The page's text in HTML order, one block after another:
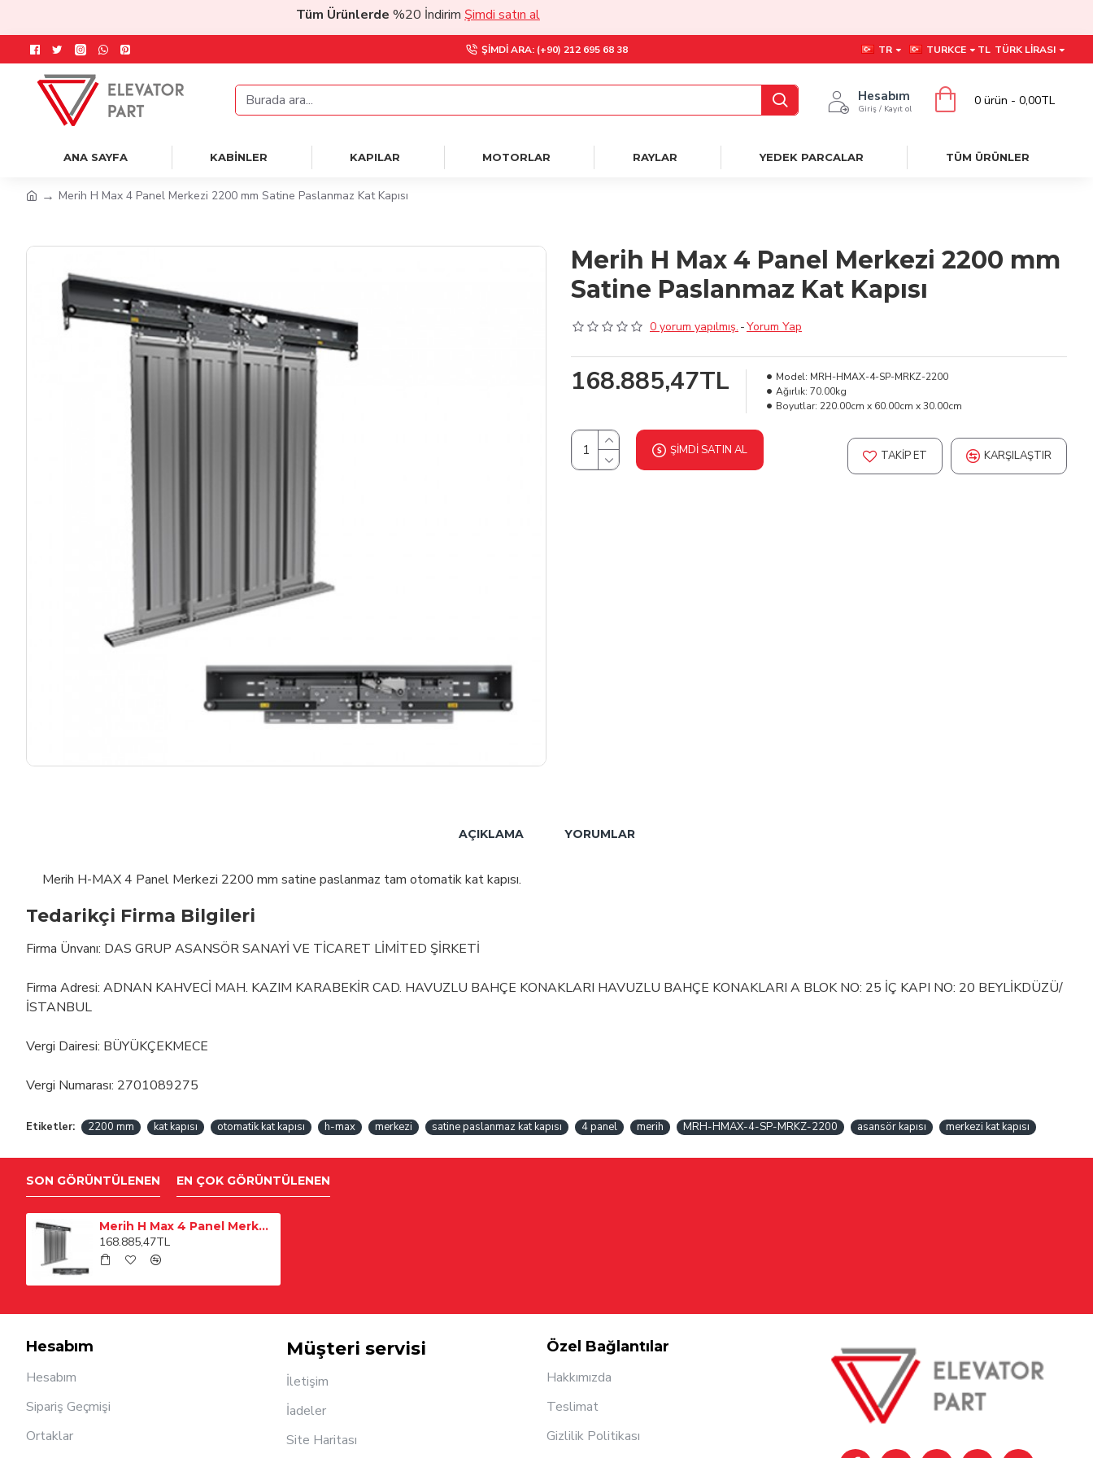
Tüm Ürünlerde%20 İndirimŞimdi satın al
ŞIMDI ARA: (+90) 212 695 68 38 TR TURKCE TL TÜRK LIRASI
Hesabım
Giriş / Kayıt ol
0 ürün - 0,00TL
ANA SAYFA KABİNLER KAPILAR MOTORLAR RAYLAR YEDEK PARCALAR TÜM ÜRÜNLER
Merih H Max 4 Panel Merkezi 2200 mm Satine Paslanmaz Kat Kapısı
Merih H Max 4 Panel Merkezi 2200 mm
Satine Paslanmaz Kat Kapısı
0 yorum yapılmış. -Yorum Yap
168.885,47TL Model: MRH-HMAX-4-SP-MRKZ-2200
Ağırlık: 70.00kg
Boyutlar: 220.00cm x 60.00cm x 30.00cm
ŞIMDI SATIN AL TAKIP ET KARŞILAŞTIR
AÇIKLAMA YORUMLAR
Merih H-MAX 4 Panel Merkezi 2200 mm satine paslanmaz tam otomatik kat kapısı.
Tedarikçi Firma Bilgileri
Firma Ünvanı: DAS GRUP ASANSÖR SANAYİ VE TİCARET LİMİTED ŞİRKETİ
Firma Adresi: ADNAN KAHVECİ MAH. KAZIM KARABEKİR CAD. HAVUZLU BAHÇE KONAKLARI HAVUZLU BAHÇE KONAKLARI A BLOK NO: 25 İÇ KAPI NO: 20 BEYLİKDÜZÜ/
İSTANBUL
Vergi Dairesi: BÜYÜKÇEKMECE
Vergi Numarası: 2701089275
Etiketler: 2200 mm kat kapısı otomatik kat kapısı h-max merkezi satine paslanmaz kat kapısı 4 panel merih MRH-HMAX-4-SP-MRKZ-2200 asansör kapısı merkezi kat kapısı
SON GÖRÜNTÜLENEN EN ÇOK GÖRÜNTÜLENEN
Merih H Max 4 Panel Merkezi 2200 mm Satine Paslanmaz Kat Kapısı
168.885,47TL
Hesabım
Hesabım
Sipariş Geçmişi
Ortaklar
Müşteri servisi
İletişim
İadeler
Site Haritası
Özel Bağlantılar
Hakkımızda
Teslimat
Gizlilik Politikası